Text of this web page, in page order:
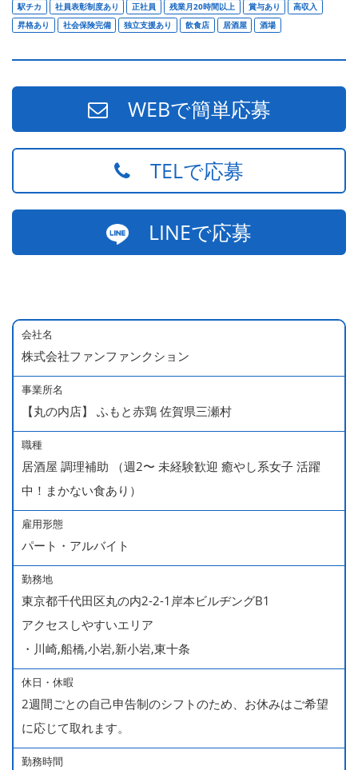
駅チカ
社員表彰制度あり 正社員 残業月20時間以上 賞与あり
高収入
昇格あり
社会保険完備 独立支援あり 飲食店 居酒屋 酒場
WEBで簡単応募
TELで応募
LINEで応募
会社名
株式会社ファンファンクション
事業所名
【丸の内店】 ふもと赤鶏 佐賀県三瀬村
職種
居酒屋 調理補助 （週2〜 未経験歓迎 癒やし系女子 活躍
中！まかない食あり）
雇用形態
パート・アルバイト
勤務地
東京都千代田区丸の内2-2-1岸本ビルヂングB1
アクセスしやすいエリア
・川崎,船橋,小岩,新小岩,東十条
休日・休暇
2週間ごとの自己申告制のシフトのため、お休みはご希望
に応じて取れます。
勤務時間